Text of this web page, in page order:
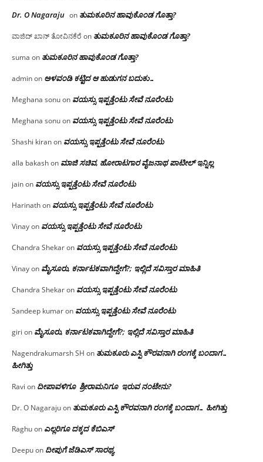
Dr. O Nagaraju on ತುಮಕೂರಿನ ಹಾವುಕೊಂಡ ಗೊತ್ತಾ?
ವಾಜಿದ್ ಖಾನ್ ತೋವಿನಕೆರೆ on ತುಮಕೂರಿನ ಹಾವುಕೊಂಡ ಗೊತ್ತಾ?
suma on ತುಮಕೂರಿನ ಹಾವುಕೊಂಡ ಗೊತ್ತಾ?
adminon ಅಳವಂಡಿ ಕಟ್ಟಿದ ಆ ಹುಡುಗನ ಬದುಕು…
Meghana sonuon ವಯಸ್ಸು ಇಪ್ಪತ್ತೆಂಟು ಸೇವೆ ನೂರೆಂಟು
Meghana sonuon ವಯಸ್ಸು ಇಪ್ಪತ್ತೆಂಟು ಸೇವೆ ನೂರೆಂಟು
Shashi kiranon ವಯಸ್ಸು ಇಪ್ಪತ್ತೆಂಟು ಸೇವೆ ನೂರೆಂಟು
alla bakashon ಮಾಜಿ ಸಚಿವ, ಹೋರಾಟಗಾರ ವೈಜನಾಥ ಪಾಟೀಲ್ ಇನ್ನಿಲ್ಲ
jainon ವಯಸ್ಸು ಇಪ್ಪತ್ತೆಂಟು ಸೇವೆ ನೂರೆಂಟು
Harinathon ವಯಸ್ಸು ಇಪ್ಪತ್ತೆಂಟು ಸೇವೆ ನೂರೆಂಟು
Vinayon ವಯಸ್ಸು ಇಪ್ಪತ್ತೆಂಟು ಸೇವೆ ನೂರೆಂಟು
Chandra Shekaron ವಯಸ್ಸು ಇಪ್ಪತ್ತೆಂಟು ಸೇವೆ ನೂರೆಂಟು
Vinayon ಮೈಸೂರು, ಕರ್ನಾಟಕವಾಗಿದ್ದೇಗೆ?; ಇಲ್ಲಿದೆ ಸವಿಸ್ತಾರ ಮಾಹಿತಿ
Chandra Shekaron ವಯಸ್ಸು ಇಪ್ಪತ್ತೆಂಟು ಸೇವೆ ನೂರೆಂಟು
Sandeep kumaron ವಯಸ್ಸು ಇಪ್ಪತ್ತೆಂಟು ಸೇವೆ ನೂರೆಂಟು
giri on ಮೈಸೂರು, ಕರ್ನಾಟಕವಾಗಿದ್ದೇಗೆ?; ಇಲ್ಲಿದೆ ಸವಿಸ್ತಾರ ಮಾಹಿತಿ
Nagendrakumarsh SH on ತುಮಕೂರು ಎಸ್ಪಿ ಕೌರವನಾಗಿ ರಂಗಕ್ಕೆ ಬಂದಾಗ…
ಹೀಗಿತ್ತು
Ravi on ದೀಪಾವಳಿಗೂ ಶ್ರೀರಾಮನಿಗೂ ಇರುವ ನಂಟೇನು?
Dr. O Nagarajuon ತುಮಕೂರು ಎಸ್ಪಿ ಕೌರವನಾಗಿ ರಂಗಕ್ಕೆ ಬಂದಾಗ… ಹೀಗಿತ್ತು
Raghuon ಎಲ್ಲರಿಗೂ ದಕ್ಕದ ಕೆಬಿಎಸ್
Deepuon ದೀಪುಗೆ ಜೆಡಿಎಸ್ ಸಾರಥ್ಯ